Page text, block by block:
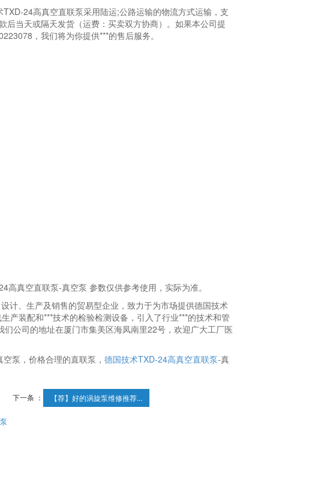
24高真空直联泵采用陆运;公路运输的物流方式运输，支
当天或隔天发货（运费：买卖双方协商）。如果本公司提
，我们将为你提供***的售后服务。
真空直联泵-真空泵 参数仅供参考使用，实际为准。
计、生产及销售的贸易型企业，致力于为市场提供德国技术
产装配和***技术的检验检测设备，引入了行业***的技术和管
公司的地址在厦门市集美区海凤南里22号，欢迎广大工厂医
泵，价格合理的直联泵， 德国技术TXD-24高真空直联泵-真
下一条 ： 【荐】好的涡旋泵维修推荐...